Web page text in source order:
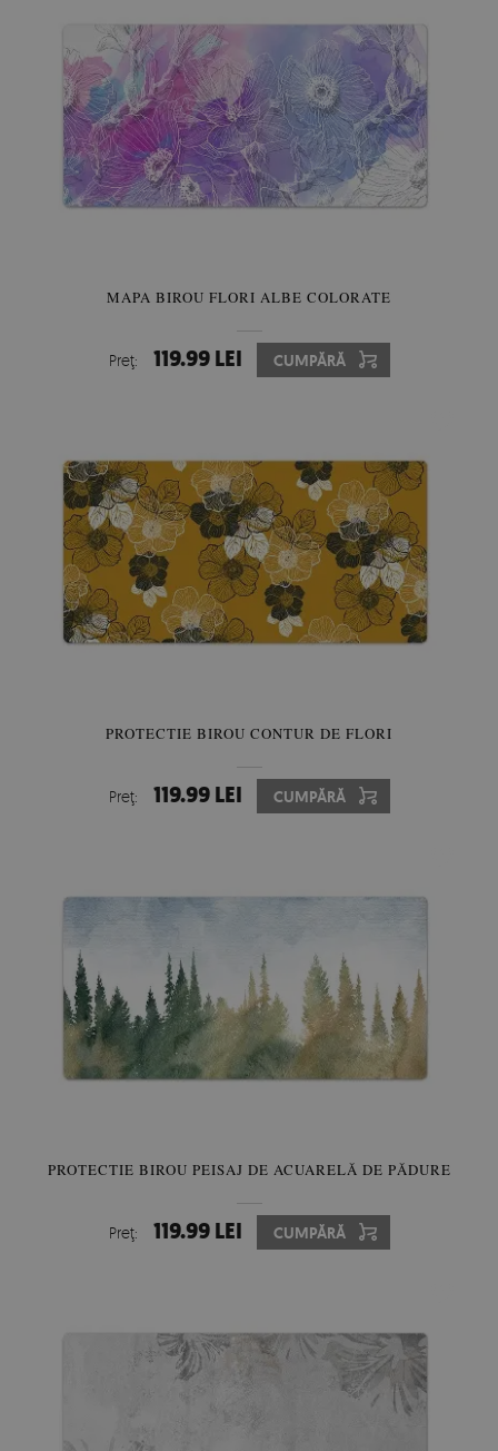
MAPA BIROU FLORI ALBE COLORATE
Preţ: 119.99 LEI CUMPĂRĂ
PROTECTIE BIROU CONTUR DE FLORI
Preţ: 119.99 LEI CUMPĂRĂ
PROTECTIE BIROU PEISAJ DE ACUARELĂ DE PĂDURE
Preţ: 119.99 LEI CUMPĂRĂ